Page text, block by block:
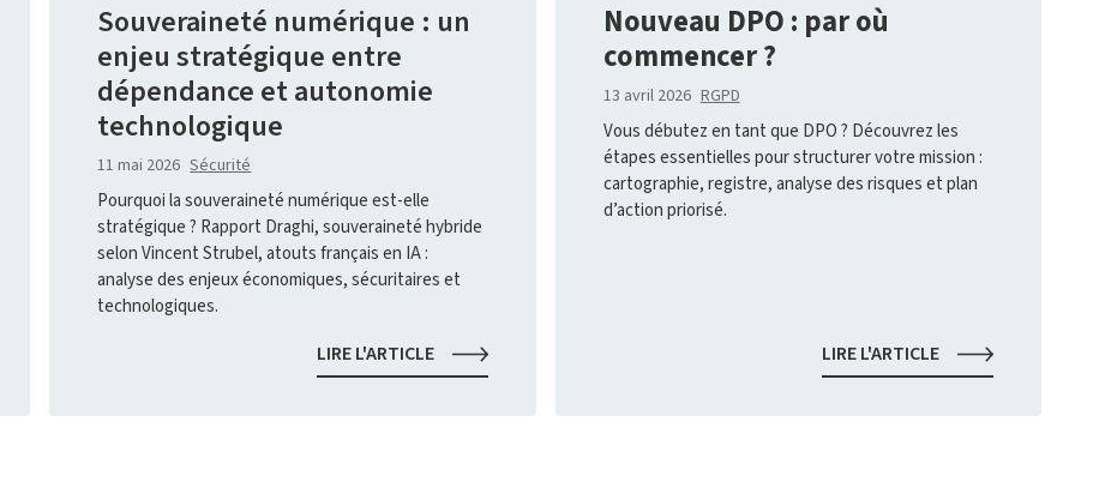
Souveraineté numérique : un
enjeu stratégique entre
dépendance et autonomie
technologique
11 mai 2026 Sécurité
Pourquoi la souveraineté numérique est-elle
stratégique ? Rapport Draghi, souveraineté hybride
selon Vincent Strubel, atouts français en IA :
analyse des enjeux économiques, sécuritaires et
technologiques.
LIRE L'ARTICLE SOUVERAINETÉ
NUMÉRIQUE
Nouveau DPO : par où
commencer ?
13 avril 2026 RGPD
Vous débutez en tant que DPO ? Découvrez les
étapes essentielles pour structurer votre mission :
cartographie, registre, analyse des risques et plan
d’action priorisé.
LIRE L'ARTICLE NOUVEAU
DPO